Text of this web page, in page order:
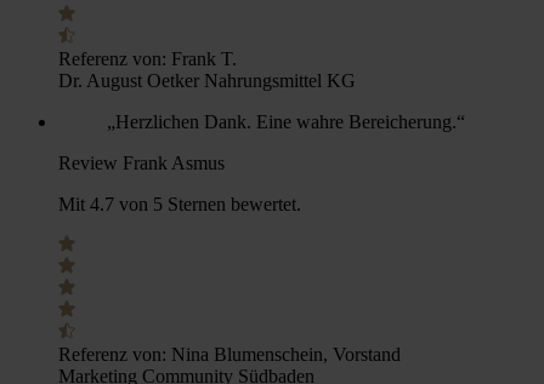
Referenz von: Frank T.
Dr. August Oetker Nahrungsmittel KG
„Herzlichen Dank. Eine wahre Bereicherung.“
Review Frank Asmus
Mit 4.7 von 5 Sternen bewertet.
Referenz von: Nina Blumenschein, Vorstand
Marketing Community Südbaden